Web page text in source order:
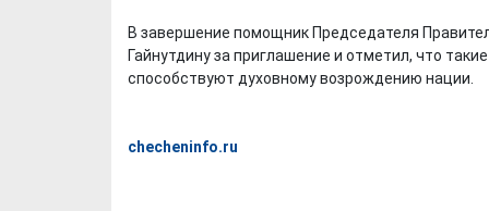
В завершение помощник Председателя
Гайнутдину за приглашение и отметил, что
способствуют духовному возрождению нации.
checheninfo.ru